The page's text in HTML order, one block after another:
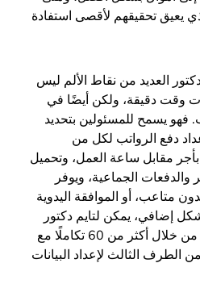
يعيق تحقيقهم لأقصى استفادة
العديد من نقاط الألم ليس
وقت دقيقة، ولكن أيضًا في
فهو يسمح للمسئولين بتحديد
دفع الرواتب لكل من
مقابل ساعة العمل، وتحميل
الجماعية، ويوفر
متاعب، أو الموافقة اليدوية
إضافي، يمكن لتايم دكتور
تصدير سجلات وقت العمل من خلال أكثر من 60 تكاملًا مع
الطرف الثالث لإعداد البيانات